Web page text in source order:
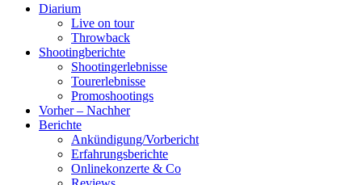
Diarium
Live on tour
Throwback
Shootingberichte
Shootingerlebnisse
Tourerlebnisse
Promoshootings
Vorher – Nachher
Berichte
Ankündigung/Vorbericht
Erfahrungsberichte
Onlinekonzerte & Co